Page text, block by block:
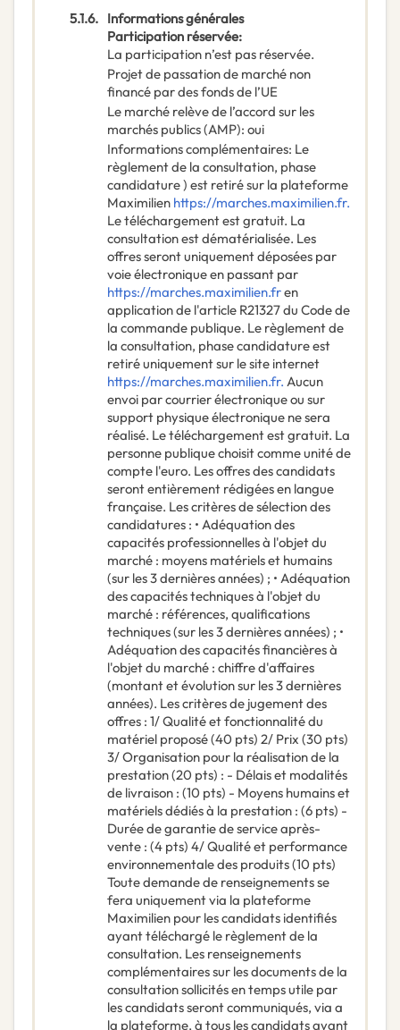
5.1.6. Informations générales
Participation réservée:
La participation n’est pas réservée.
Projet de passation de marché non
financé par des fonds de l’UE
Le marché relève de l’accord sur les
marchés publics (AMP): oui
Informations complémentaires: Le
règlement de la consultation, phase
candidature ) est retiré sur la plateforme
Maximilien https://marches.maximilien.fr.
Le téléchargement est gratuit. La
consultation est dématérialisée. Les
offres seront uniquement déposées par
voie électronique en passant par
https://marches.maximilien.fren
application de l'article R21327 du Code de
la commande publique. Le règlement de
la consultation, phase candidature est
retiré uniquement sur le site internet
https://marches.maximilien.fr. Aucun
envoi par courrier électronique ou sur
support physique électronique ne sera
réalisé. Le téléchargement est gratuit. La
personne publique choisit comme unité de
compte l'euro. Les offres des candidats
seront entièrement rédigées en langue
française. Les critères de sélection des
candidatures : • Adéquation des
capacités professionnelles à l'objet du
marché : moyens matériels et humains
(sur les 3 dernières années) ; • Adéquation
des capacités techniques à l'objet du
marché : références, qualifications
techniques (sur les 3 dernières années) ; •
Adéquation des capacités financières à
l'objet du marché : chiffre d'affaires
(montant et évolution sur les 3 dernières
années). Les critères de jugement des
offres : 1/ Qualité et fonctionnalité du
matériel proposé (40 pts) 2/ Prix (30 pts)
3/ Organisation pour la réalisation de la
prestation (20 pts) : - Délais et modalités
de livraison : (10 pts) - Moyens humains et
matériels dédiés à la prestation : (6 pts) -
Durée de garantie de service après-
vente : (4 pts) 4/ Qualité et performance
environnementale des produits (10 pts)
Toute demande de renseignements se
fera uniquement via la plateforme
Maximilien pour les candidats identifiés
ayant téléchargé le règlement de la
consultation. Les renseignements
complémentaires sur les documents de la
consultation sollicités en temps utile par
les candidats seront communiqués, via a
la plateforme, à tous les candidats ayant